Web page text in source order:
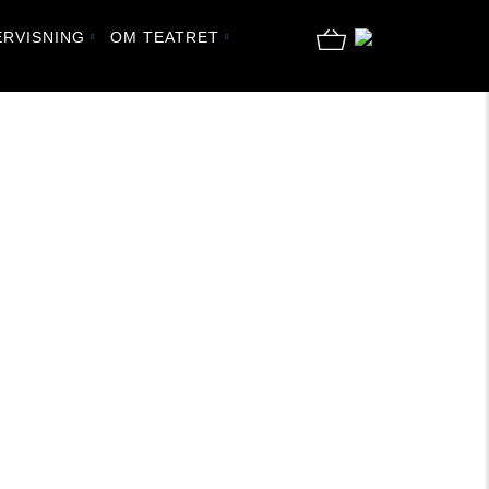
OM TEATRET